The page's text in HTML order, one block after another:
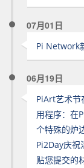
07月01日
Pi Network
06月19日
PiArt艺术节
用程序：在
个特殊的炉
Pi2Day庆祝
贴您提交的